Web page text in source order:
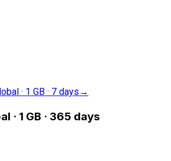
· 1 GB · 7 days →
· 1 GB · 365 days